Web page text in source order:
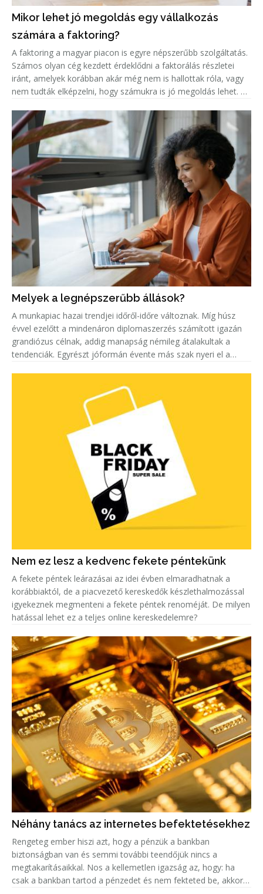
Mikor lehet jó megoldás egy vállalkozás
számára a faktoring?
A faktoring a magyar piacon is egyre népszerűbb szolgáltatás.
Számos olyan cég kezdett érdeklődni a faktorálás részletei
iránt, amelyek korábban akár még nem is hallottak róla, vagy
nem tudták elképzelni, hogy számukra is jó megoldás lehet. A
Melyek a legnépszerűbb állások?
A munkapiac hazai trendjei időről-időre változnak. Míg húsz
évvel ezelőtt a mindenáron diplomaszerzés számított igazán
grandiózus célnak, addig manapság némileg átalakultak a
tendenciák. Egyrészt jóformán évente más szak nyeri el a
Nem ez lesz a kedvenc fekete péntekünk
A fekete péntek leárazásai az idei évben elmaradhatnak a
korábbiaktól, de a piacvezető kereskedők készlethalmozással
igyekeznek megmenteni a fekete péntek renoméját. De milyen
hatással lehet ez a teljes online kereskedelemre?
Néhány tanács az internetes befektetésekhez
Rengeteg ember hiszi azt, hogy a pénzük a bankban
biztonságban van és semmi további teendőjük nincs a
megtakarításaikkal. Nos a kellemetlen igazság az, hogy: ha
csak a bankban tartod a pénzedet és nem fekteted be, akkor